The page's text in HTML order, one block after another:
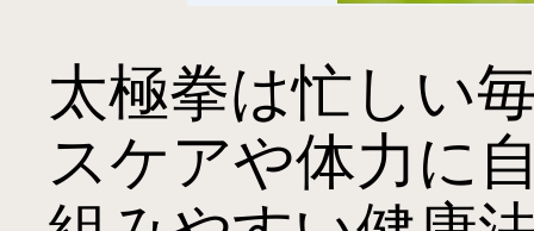
太極拳は忙しい
スケアや体力に